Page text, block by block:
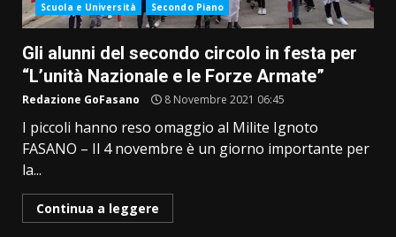
Scuola e Università Secondo Piano
Gli alunni del secondo circolo in festa per
“L’unità Nazionale e le Forze Armate”
Redazione GoFasano 8 Novembre 2021 06:45
I piccoli hanno reso omaggio al Milite Ignoto
FASANO – Il 4 novembre è un giorno importante per
la...
Continua a leggere